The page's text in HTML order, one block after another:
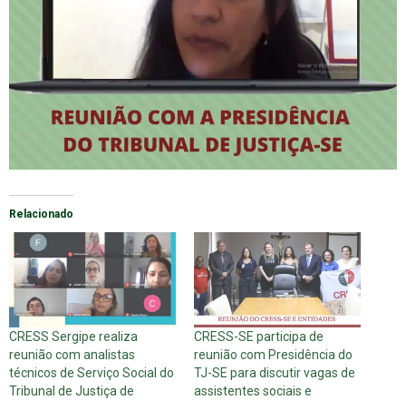
Relacionado
CRESS Sergipe realiza
reunião com analistas
técnicos de Serviço Social do
Tribunal de Justiça de
CRESS-SE participa de
reunião com Presidência do
TJ-SE para discutir vagas de
assistentes sociais e